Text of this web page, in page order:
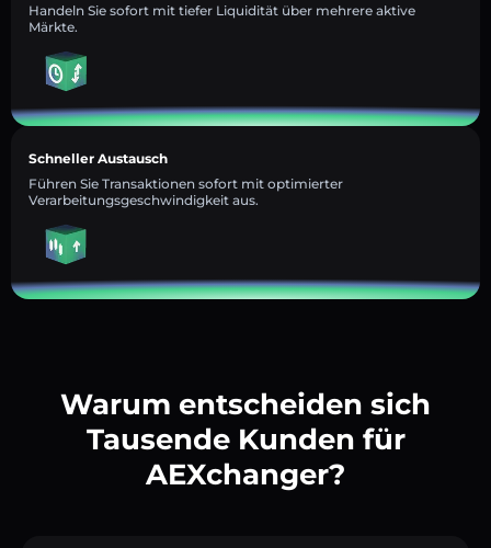
Handeln Sie sofort mit tiefer Liquidität über mehrere aktive
Märkte.
Schneller Austausch
Führen Sie Transaktionen sofort mit optimierter
Verarbeitungsgeschwindigkeit aus.
Warum entscheiden sich
Tausende Kunden für
AEXchanger?